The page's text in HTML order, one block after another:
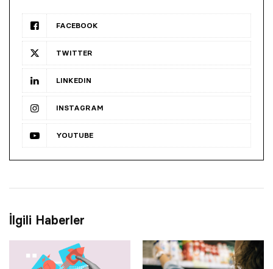
FACEBOOK
TWITTER
LINKEDIN
INSTAGRAM
YOUTUBE
İlgili Haberler